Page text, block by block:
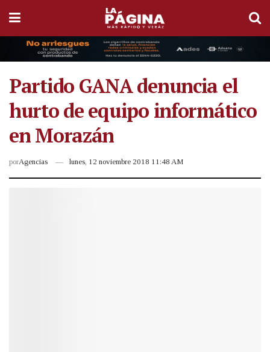
Partido GANA denuncia el
hurto de equipo informático
en Morazán
porAgencias lunes, 12 noviembre 2018 11:48 AM